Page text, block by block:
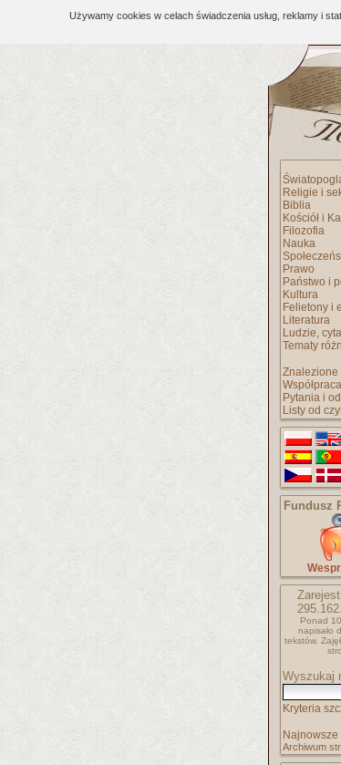
Używamy cookies w celach świadczenia usług, reklamy i
Religie i
Biblia
Kościół i
Filozofia
Nauka
Prawo
Państwo i
Kultura
Felietony i
Literatura
Ludzie,
Tematy
Znalezione
Współpraca
Pytania i
Listy od
Fundusz
Ponad
napisało
tekstów.
Wyszukaj
Kryteria
Najnowsze
Archiwum